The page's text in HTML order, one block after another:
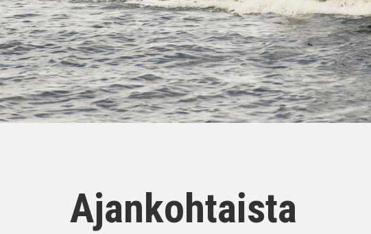
Ajankohtaista